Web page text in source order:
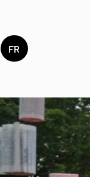
FR